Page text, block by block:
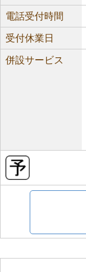
電話受付時間
受付休業日
併設サービス